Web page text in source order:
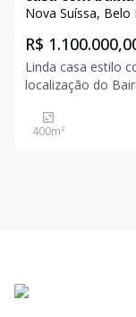
Nova Suíssa,
R$
Linda casa estilo
localização do Bairro Nova
4 quartos sendo
perfeita para
400m²